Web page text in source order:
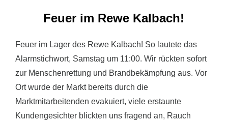
Feuer im Rewe Kalbach!
Feuer im Lager des Rewe Kalbach! So lautete das
Alarmstichwort, Samstag um 11:00. Wir rückten sofort
zur Menschenrettung und Brandbekämpfung aus. Vor
Ort wurde der Markt bereits durch die
Marktmitarbeitenden evakuiert, viele erstaunte
Kundengesichter blickten uns fragend an, Rauch